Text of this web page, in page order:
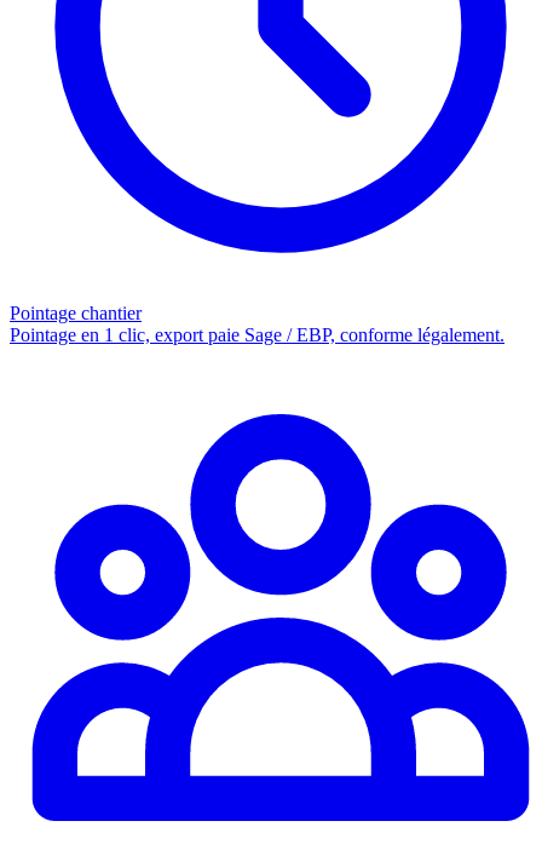
Pointage chantier
Pointage en 1 clic, export paie Sage / EBP, conforme légalement.